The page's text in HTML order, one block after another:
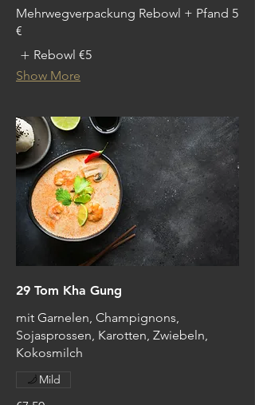
Mehrwegverpackung Rebowl + Pfand 5
€
Rebowl €5
Show More
29 Tom Kha Gung
mit Garnelen, Champignons,
Sojasprossen, Karotten, Zwiebeln,
Kokosmilch
Mild